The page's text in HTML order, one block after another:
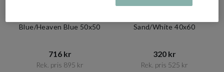
Blue/Heaven Blue 50x50
716 kr​​
Rek. pris 895 kr​​
Sand/White 40x60
320 kr​​
Rek. pris 525 kr​​